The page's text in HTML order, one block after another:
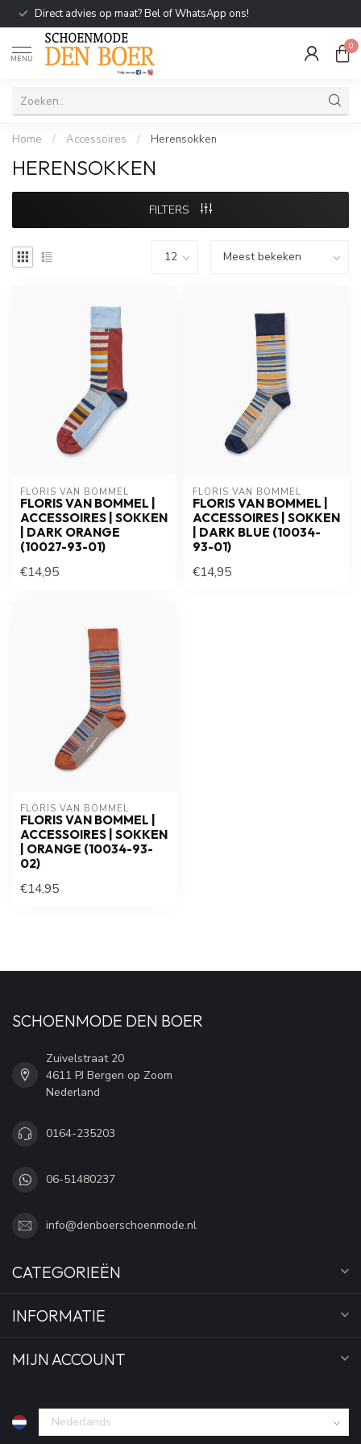
Direct advies op maat? Bel of WhatsApp ons!
MENU
0
Home / Accessoires / Herensokken
HERENSOKKEN
FILTERS
FLORIS VAN BOMMEL
FLORIS VAN BOMMEL |
ACCESSOIRES | SOKKEN
| DARK ORANGE
(10027-93-01)
€14,95
FLORIS VAN BOMMEL
FLORIS VAN BOMMEL |
ACCESSOIRES | SOKKEN
| DARK BLUE (10034-
93-01)
€14,95
FLORIS VAN BOMMEL
FLORIS VAN BOMMEL |
ACCESSOIRES | SOKKEN
| ORANGE (10034-93-
02)
€14,95
SCHOENMODE DEN BOER
Zuivelstraat 20
4611 PJ Bergen op Zoom
Nederland
0164-235203
06-51480237
info@denboerschoenmode.nl
CATEGORIEËN
INFORMATIE
MIJN ACCOUNT